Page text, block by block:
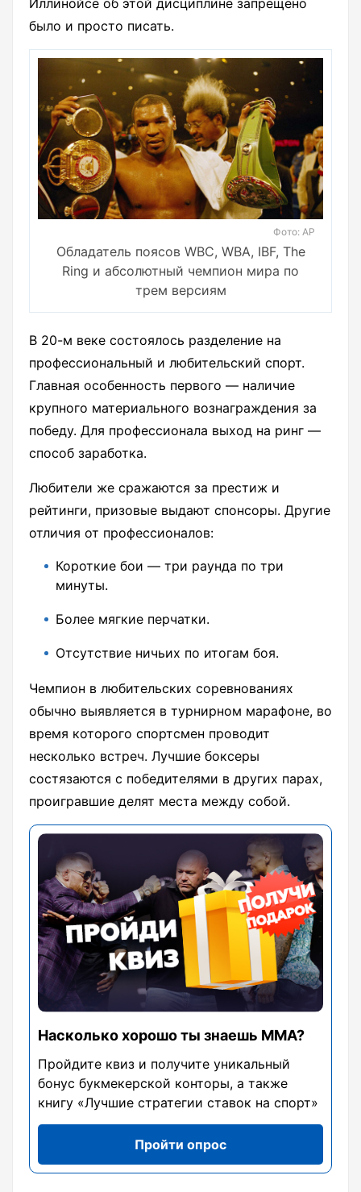
было и просто писать.
Фото: AP
Обладатель поясов WBC, WBA, IBF, The
Ring и абсолютный чемпион мира по
трем версиям
В 20-м веке состоялось разделение на
профессиональный и любительский спорт.
Главная особенность первого — наличие
крупного материального вознаграждения за
победу. Для профессионала выход на ринг —
способ заработка.
Любители же сражаются за престиж и
рейтинги, призовые выдают спонсоры. Другие
отличия от профессионалов:
Короткие бои — три раунда по три
минуты.
Более мягкие перчатки.
Отсутствие ничьих по итогам боя.
Чемпион в любительских соревнованиях
обычно выявляется в турнирном марафоне, во
время которого спортсмен проводит
несколько встреч. Лучшие боксеры
состязаются с победителями в других парах,
проигравшие делят места между собой.
Насколько хорошо ты знаешь ММА?
Пройдите квиз и получите уникальный
бонус букмекерской конторы, а также
книгу «Лучшие стратегии ставок на спорт»
Пройти опрос